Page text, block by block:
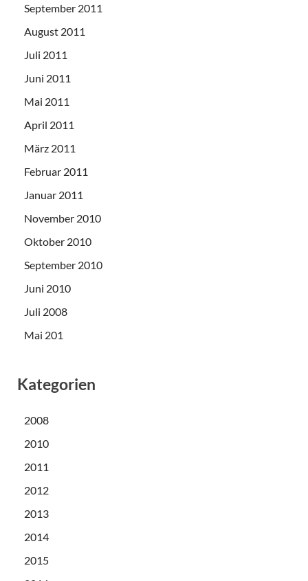
September 2011
August 2011
Juli 2011
Juni 2011
Mai 2011
April 2011
März 2011
Februar 2011
Januar 2011
November 2010
Oktober 2010
September 2010
Juni 2010
Juli 2008
Mai 201
Kategorien
2008
2010
2011
2012
2013
2014
2015